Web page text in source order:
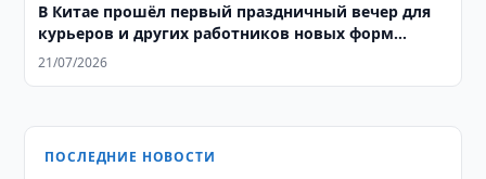
В Китае прошёл первый праздничный вечер для
курьеров и других работников новых форм
занятости
21/07/2026
ПОСЛЕДНИЕ НОВОСТИ